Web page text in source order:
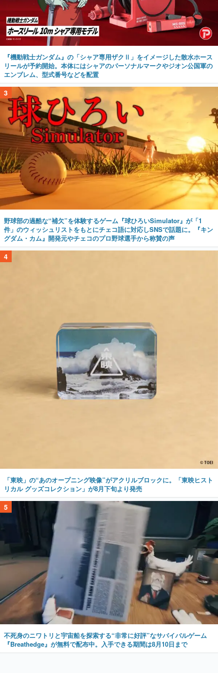
『機動戦士ガンダム』の「シャア専用ザクⅡ」をイメージした散水ホース
リールが予約開始。本体にはシャアのパーソナルマークやジオン公国軍の
エンブレム、型式番号などを配置
3
野球部の過酷な“補欠”を体験するゲーム『球ひろいSimulator』が「1
件」のウィッシュリストをもとにチェコ語に対応しSNSで話題に。『キン
グダム・カム』開発元やチェコのプロ野球選手から称賛の声
4
「東映」の“あのオープニング映像”がアクリルブロックに。「東映ヒスト
リカル グッズコレクション」が8月下旬より発売
5
不死身のニワトリと宇宙船を探索する“非常に好評”なサバイバルゲーム
『Breathedge』が無料で配布中。入手できる期間は8月10日まで